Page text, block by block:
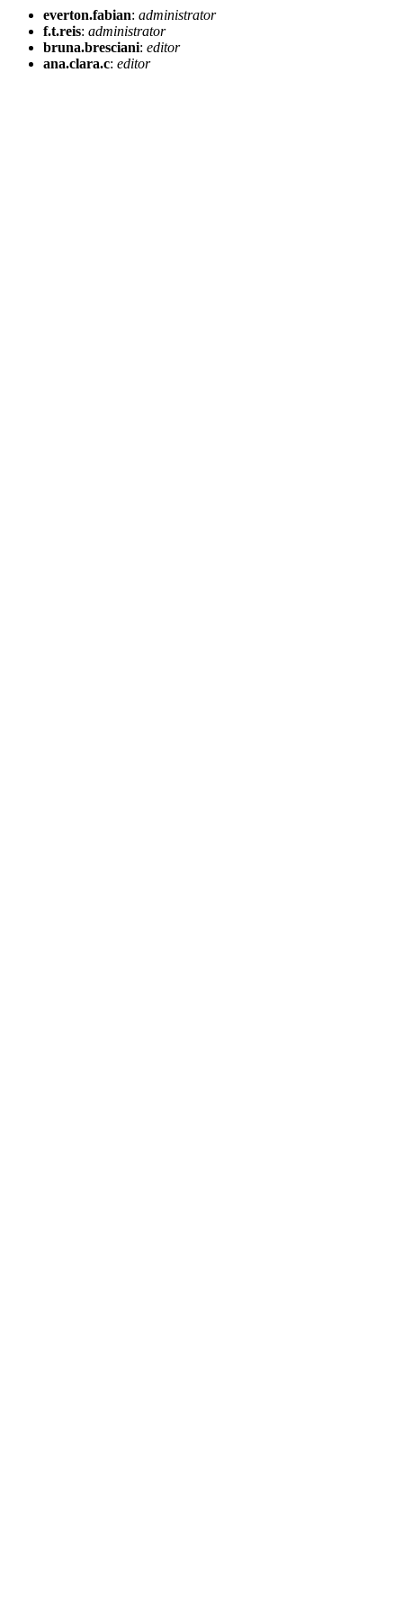
everton.fabian: administrator
f.t.reis: administrator
bruna.bresciani: editor
ana.clara.c: editor